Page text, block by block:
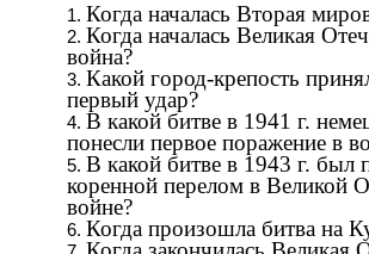
Когда началась Вторая
Когда началась Великая
война?
Какой город-крепость
первый удар?
В какой битве в 1941 г.
понесли первое поражение в
В какой битве в 1943 г. был
коренной перелом в Великой
войне?
Когда произошла битва на